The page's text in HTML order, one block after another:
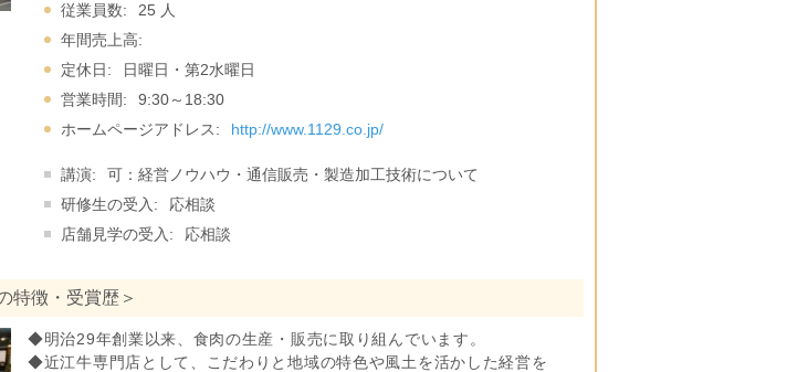
従業員数:
25 人
年間売上高:
定休日:
日曜日・第2水曜日
営業時間:
9:30～18:30
ホームページアドレス:
http://www.1129.co.jp/
講演:
可：経営ノウハウ・通信販売・製造加工技術について
研修生の受入:
応相談
店舗見学の受入:
応相談
特徴・受賞歴＞
◆明治29年創業以来、食肉の生産・販売に取り組んでいます。
◆近江牛専門店として、こだわりと地域の特色や風土を活かした経営を